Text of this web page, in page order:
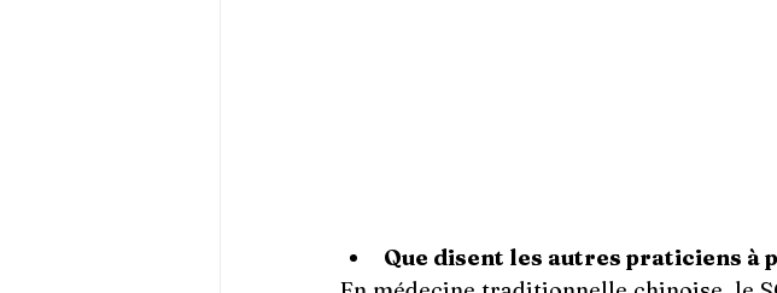
Que disent les autres praticiens à